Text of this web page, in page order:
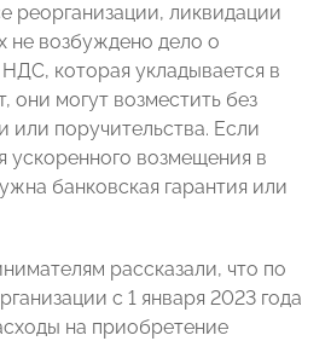
реорганизации, ликвидации
не возбуждено дело о
которая укладывается в
они могут возместить без
или поручительства. Если
ускоренного возмещения в
банковская гарантия или
рассказали, что по
с 1 января 2023 года
на приобретение